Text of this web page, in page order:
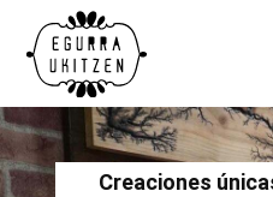
Creaciones